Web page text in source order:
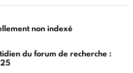
non indexé
du forum de recherche :